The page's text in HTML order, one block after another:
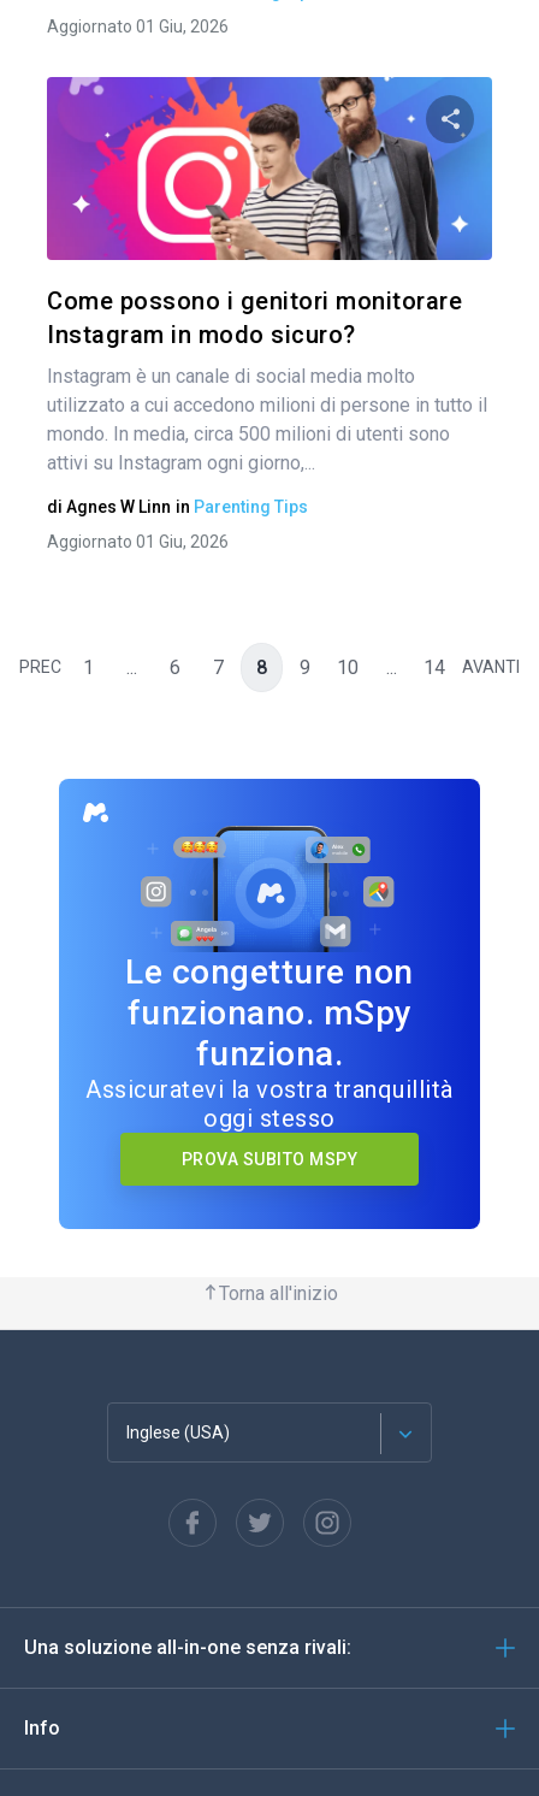
Aggiornato 01 Giu, 2026
Condividi
Come possono i genitori monitorare
Instagram in modo sicuro?
Instagram è un canale di social media molto
utilizzato a cui accedono milioni di persone in tutto il
mondo. In media, circa 500 milioni di utenti sono
attivi su Instagram ogni giorno,...
di Agnes W Linn in Parenting Tips
Aggiornato 01 Giu, 2026
PREC 1 ... 6 7 8 9 10 ... 14 AVANTI
Le congetture non
funzionano. mSpy
funziona.
Assicuratevi la vostra tranquillità
oggi stesso
PROVA SUBITO MSPY
Torna all'inizio
Inglese (USA)
Español
Deutsch
Una soluzione all-in-one senza rivali:
Info